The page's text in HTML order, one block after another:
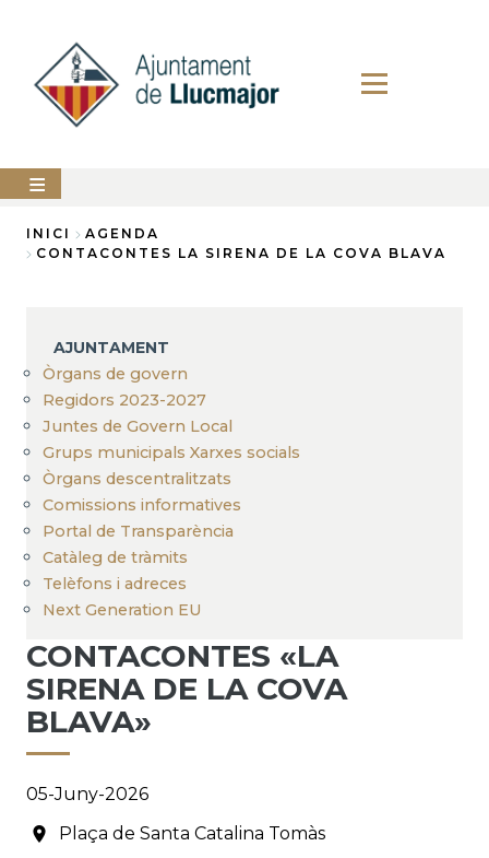
contingut
AJUNTAMENT
PERFIL
DEL
CONTRACTANT
ANUNCIS
INICI
AGENDA
CONTACONTES LA SIRENA DE LA COVA BLAVA
AJUNTAMENT
Òrgans de govern
Regidors 2023-2027
Juntes de Govern Local
Grups municipals Xarxes socials
Òrgans descentralitzats
Comissions informatives
Portal de Transparència
Catàleg de tràmits
Telèfons i adreces
Next Generation EU
CONTACONTES «LA
SIRENA DE LA COVA
BLAVA»
05-Juny-2026
Plaça de Santa Catalina Tomàs